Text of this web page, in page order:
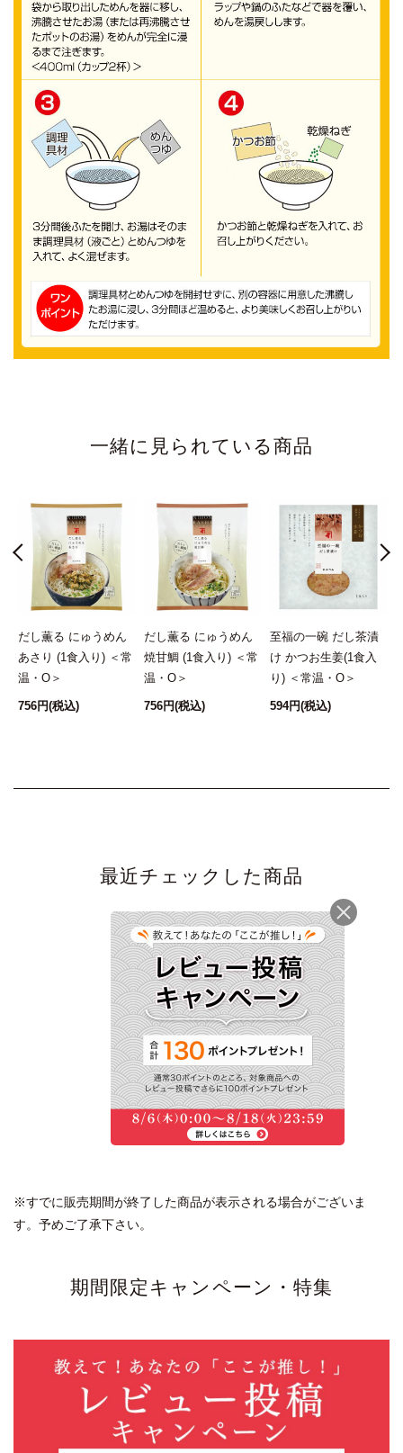
一緒に見られている商品
だし薫る にゅうめん
あさり (1食入り) ＜常
温・O＞
756円(税込)
だし薫る にゅうめん
焼甘鯛 (1食入り) ＜常
温・O＞
756円(税込)
至福の一碗 だし茶漬
け かつお生姜(1食入
り) ＜常温・O＞
594円(税込)
最近チェックした商品
だし薫る にゅうめん
山菜ゆば (1食入り) ＜
常温・O＞
(税込)
※すでに販売期間が終了した商品が表示される場合がございま
す。予めご了承下さい。
期間限定キャンペーン・特集